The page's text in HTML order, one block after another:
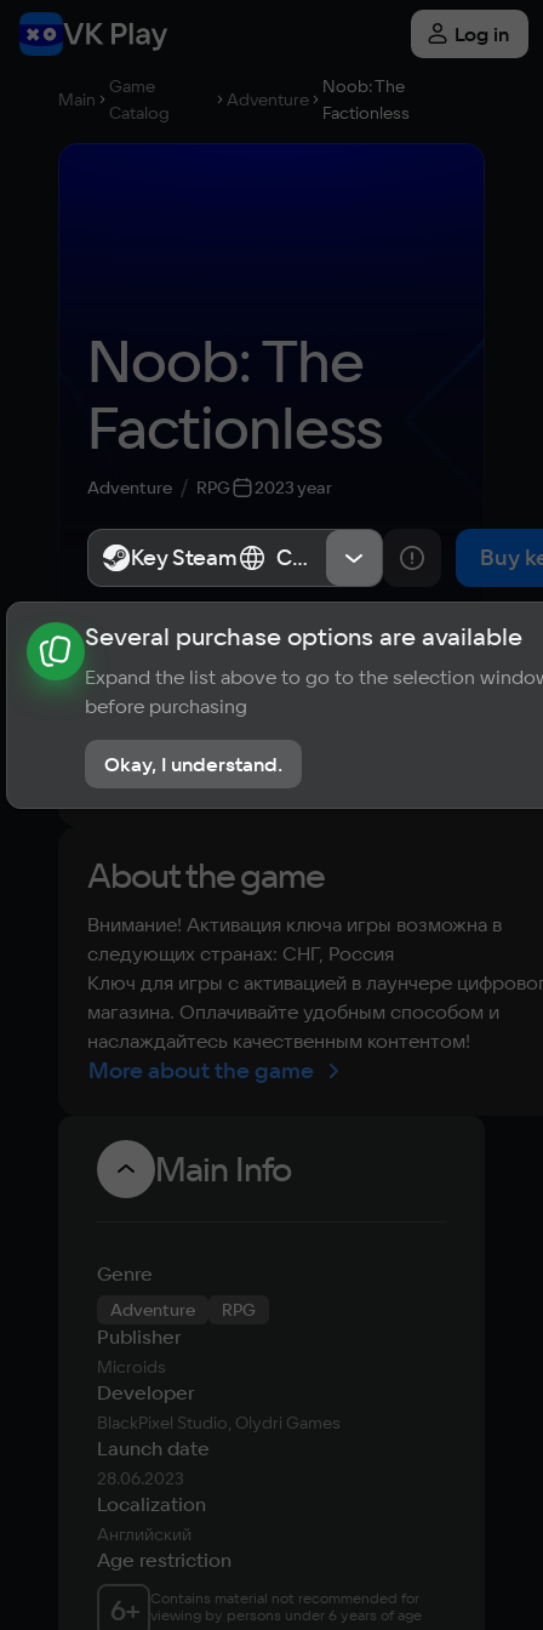
Log in
Main
Game
Catalog
Adventure
Noob: The
Factionless
Noob: The
Factionless
Adventure RPG 2023 year
Key Steam СНГ, Россия Buy
About the game News Requirements
? Player ratings
No reviews
About the game
Внимание! Активация ключа игры возможна в
следующих странах: СНГ, Россия
Ключ для игры с активацией в лаунчере
магазина. Оплачивайте удобным способом и
наслаждайтесь качественным контентом!
More about the game
Main Info
Genre
Adventure RPG
Publisher
Microids
Developer
BlackPixel Studio, Olydri Games
Launch date
28.06.2023
Localization
Английский
Age restriction
6+
Contains material not recommended for
viewing by persons under 6 years of age
Key Steam СНГ, Россия
Several purchase options are available
Expand the list above to go to the selection
before purchasing
Okay, I understand.